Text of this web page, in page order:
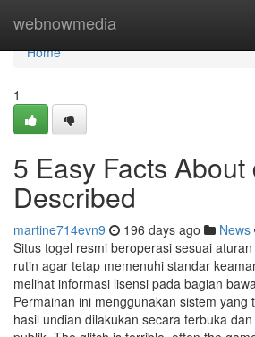
webnowmedia
Home
Home
1
5 Easy Facts About
Described
martine714evn9 196 days ago News
Situs togel resmi beroperasi sesuai
rutin agar tetap memenuhi standar
melihat informasi lisensi pada bagian
Permainan ini menggunakan sistem yang
hasil undian dilakukan secara terbuka